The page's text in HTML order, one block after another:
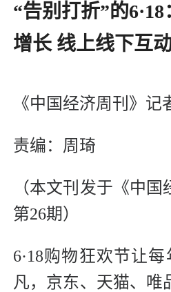
“告别打折”的
增长 线上线下互
《中国经济周刊》记
责编：周琦
（本文刊发于《中国
第26期）
6·18购物狂欢节让
凡，京东、天猫、唯